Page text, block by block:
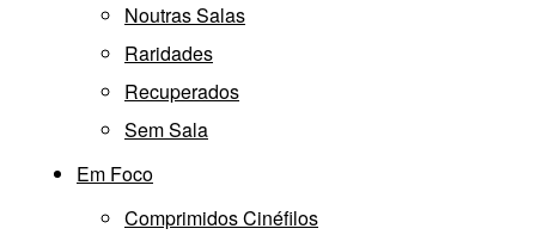
Noutras Salas
Raridades
Recuperados
Sem Sala
Em Foco
Comprimidos Cinéfilos